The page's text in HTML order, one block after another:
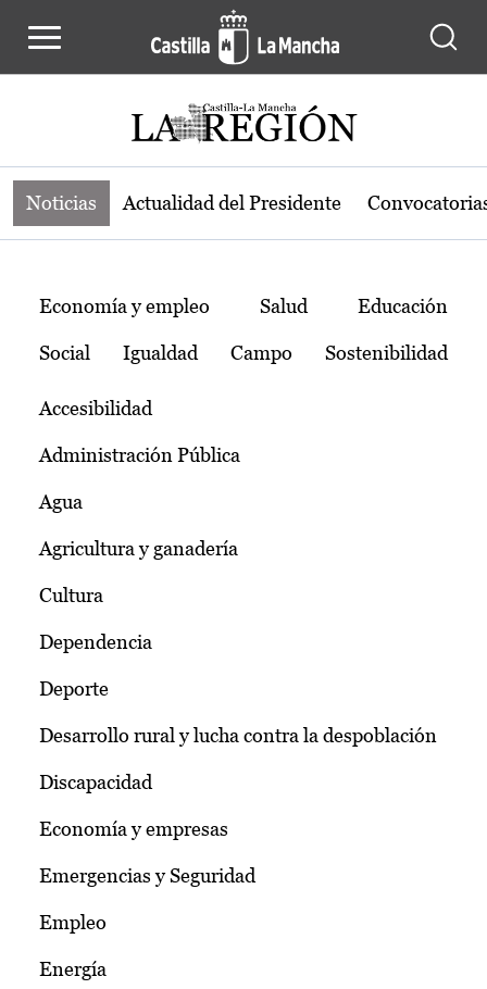
Noticias de la región de Castilla-La
Noticias Actualidad del Presidente
Temas
Economía y empleo Salud Educación
Social Igualdad Campo Sostenibilidad
Accesibilidad
Administración Pública
Agua
Agricultura y ganadería
Cultura
Dependencia
Deporte
Desarrollo rural y lucha contra la despoblación
Discapacidad
Economía y empresas
Emergencias y Seguridad
Empleo
Energía